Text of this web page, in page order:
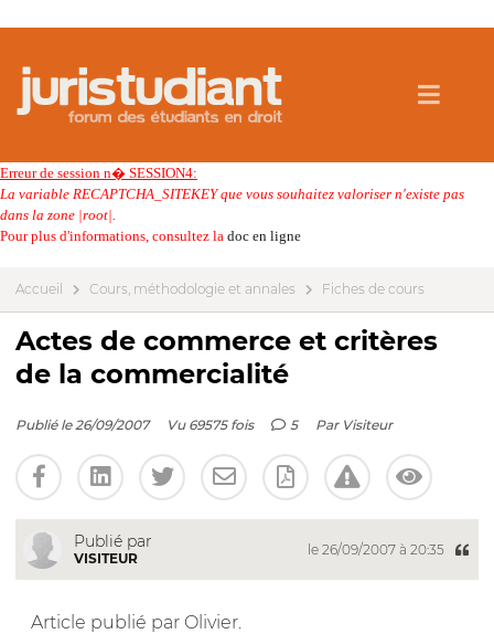
Erreur de session n� SESSION4:
La variable RECAPTCHA_SITEKEY que vous souhaitez valoriser n'existe pas
dans la zone |root|.
Pour plus d'informations, consultez la doc en ligne
Accueil Cours, méthodologie et annales Fiches de cours
Actes de commerce et critères
de la commercialité
Publié le 26/09/2007 Vu 69575 fois 5 Par Visiteur
Publié par
VISITEUR
le 26/09/2007 à 20:35
Article publié par Olivier.